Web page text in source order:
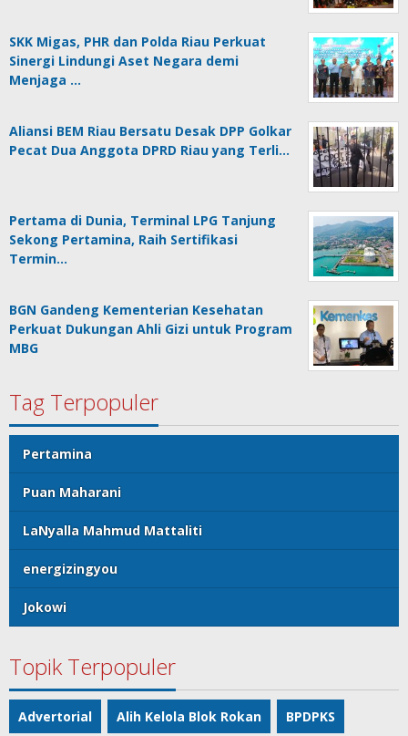
SKK Migas, PHR dan Polda Riau Perkuat
Sinergi Lindungi Aset Negara demi
Menjaga …
Aliansi BEM Riau Bersatu Desak DPP Golkar
Pecat Dua Anggota DPRD Riau yang Terli…
Pertama di Dunia, Terminal LPG Tanjung
Sekong Pertamina, Raih Sertifikasi
Termin…
BGN Gandeng Kementerian Kesehatan
Perkuat Dukungan Ahli Gizi untuk Program
MBG
Tag Terpopuler
Pertamina
Puan Maharani
LaNyalla Mahmud Mattaliti
energizingyou
Jokowi
Topik Terpopuler
Advertorial Alih Kelola Blok Rokan BPDPKS